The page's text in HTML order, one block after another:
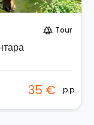
forest Tour
35 € p.p.